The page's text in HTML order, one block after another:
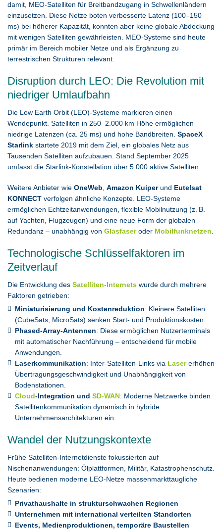
damit, MEO-Satelliten für Breitbandzugang in Schwellenländern
einzusetzen. Diese Netze boten verbesserte Latenz (100–150
ms) bei höherer Kapazität, konnten aber keine globale Abdeckung
mit wenigen Satelliten gewährleisten. MEO-Systeme sind heute
primär im Bereich mobiler Netze und als Ergänzung zu
terrestrischen Strukturen relevant.
Disruption durch LEO: Die Revolution mit
niedriger Umlaufbahn
Die Low Earth Orbit (LEO)-Systeme markieren einen
Wendepunkt. Satelliten in 250–2.000 km Höhe ermöglichen
niedrige Latenzen (ca. 25 ms) und hohe Bandbreiten. SpaceX
Starlink startete 2019 mit dem Ziel, ein globales Netz aus
Tausenden Satelliten aufzubauen. Stand September 2025
umfasst die Starlink-Konstellation über 5.000 aktive Satelliten.
Weitere Anbieter wie OneWeb Amazon Kuiperund Eutelsat
KONNECT verfolgen ähnliche Konzepte. LEO-Systeme
ermöglichen Echtzeitanwendungen, flexible Mobilnutzung (z. B.
auf Yachten, Flugzeugen) und eine neue Form der globalen
Redundanz – unabhängig von Glasfaseroder Mobilfunknetzen
Technologische Schlüsselfaktoren im
Zeitverlauf
Die Entwicklung des Satelliten-Internets wurde durch mehrere
Faktoren getrieben:
Miniaturisierung und Kostenreduktion: Kleinere Satelliten
(CubeSats, MicroSats) senken Start- und Produktionskosten.
Phased-Array-Antennen: Diese ermöglichen Nutzerterminals
mit automatischer Nachführung – entscheidend für mobile
Anwendungen.
Laserkommunikation: Inter-Satelliten-Links via Lasererhöhen
Übertragungsgeschwindigkeit und Unabhängigkeit von
Bodenstationen.
Cloud-Integration und SD-WAN: Moderne Netzwerke binden
Satellitenkommunikation dynamisch in hybride
Unternehmensarchitekturen ein.
Wandel der Nutzungskontexte
Frühe Satelliten-Internetdienste fokussierten auf
Nischenanwendungen: Ölplattformen, Militär, Katastrophenschutz.
Heute bedienen moderne LEO-Netze massenmarkttaugliche
Szenarien:
Privathaushalte in strukturschwachen Regionen
Unternehmen mit international verteilten Standorten
Events, Medienproduktionen, temporäre Baustellen